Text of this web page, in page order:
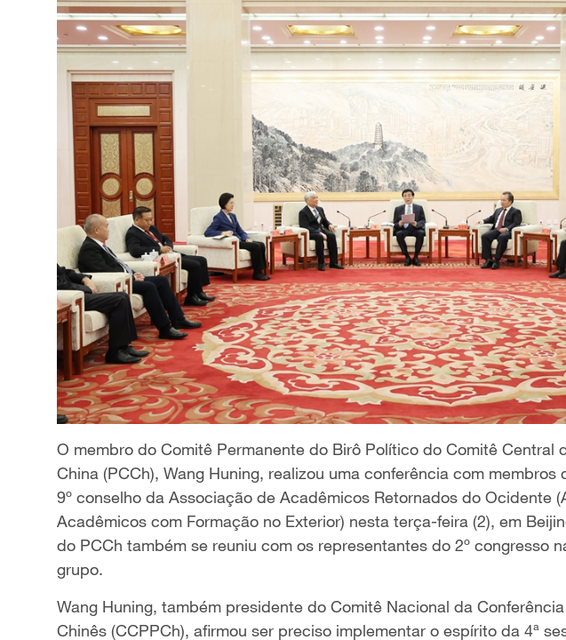
O membro do Comitê Permanente do Birô Político do Comitê Central
China (PCCh), Wang Huning, realizou uma conferência com
9º conselho da Associação de Acadêmicos Retornados do Ocidente
Acadêmicos com Formação no Exterior) nesta terça-feira (2), em
do PCCh também se reuniu com os representantes do 2º congresso
grupo.
Wang Huning, também presidente do Comitê Nacional da
Chinês (CCPPCh), afirmou ser preciso implementar o espírito da 4ª